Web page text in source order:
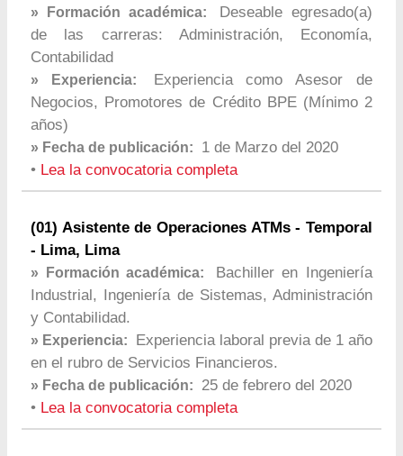
» Formación académica:
Deseable egresado(a)
de las carreras: Administración, Economía,
Contabilidad
» Experiencia:
Experiencia como Asesor de
Negocios, Promotores de Crédito BPE (Mínimo 2
años)
» Fecha de publicación:
1 de Marzo del 2020
• Lea la convocatoria completa
(01) Asistente de Operaciones ATMs - Temporal
- Lima, Lima
» Formación académica:
Bachiller en Ingeniería
Industrial, Ingeniería de Sistemas, Administración
y Contabilidad.
» Experiencia:
Experiencia laboral previa de 1 año
en el rubro de Servicios Financieros.
» Fecha de publicación:
25 de febrero del 2020
• Lea la convocatoria completa